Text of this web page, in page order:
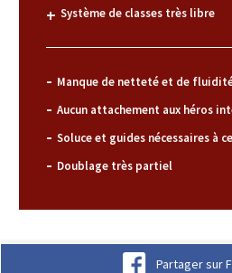
Système de classes très libre
Manque de netteté et de
Aucun attachement aux héros
Soluce et guides nécessaires à
Doublage très partiel
Partager sur